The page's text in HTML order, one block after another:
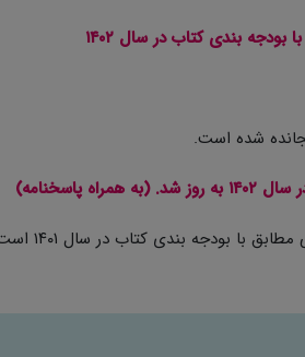
بودجه بندی کتاب در سال ۱۴۰۲
شده است.
تجربی مطابق با